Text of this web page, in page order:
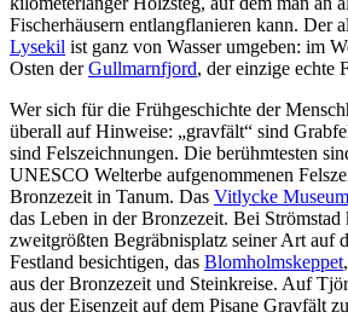
Fischerhäusern entlangflanieren kann. Der
Lysekil ist ganz von Wasser umgeben: im
Osten derGullmarnfjord, der einzige echte
Wer sich für die Frühgeschichte der
überall auf Hinweise: „gravfält“ sind
sind Felszeichnungen. Die berühmtesten
UNESCO Welterbe aufgenommenen
Bronzezeit in Tanum. Das Vitlycke Museum
das Leben in der Bronzezeit. Bei Strömstad
zweitgrößten Begräbnisplatz seiner Art auf
Festland besichtigen, das Blomholmskeppet
aus der Bronzezeit und Steinkreise. Auf
aus der Eisenzeit auf dem Pisane Gravfält